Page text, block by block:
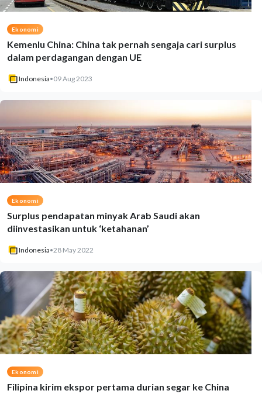
Ekonomi
Kemenlu China: China tak pernah sengaja cari surplus
dalam perdagangan dengan UE
Indonesia•09 Aug 2023
Ekonomi
Surplus pendapatan minyak Arab Saudi akan
diinvestasikan untuk ‘ketahanan’
Indonesia•28 May 2022
Ekonomi
Filipina kirim ekspor pertama durian segar ke China